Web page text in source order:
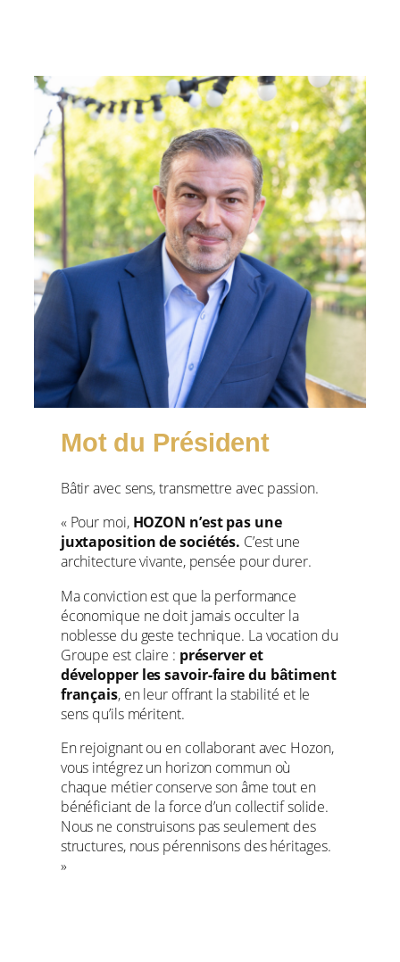
Mot du Président
Bâtir avec sens, transmettre avec passion.
« Pour moi, HOZON n’est pas une
juxtaposition de sociétés. C’est une
architecture vivante, pensée pour durer.
Ma conviction est que la performance
économique ne doit jamais occulter la
noblesse du geste technique. La vocation du
Groupe est claire : préserver et
développer les savoir-faire du bâtiment
français, en leur offrant la stabilité et le
sens qu’ils méritent.
En rejoignant ou en collaborant avec Hozon,
vous intégrez un horizon commun où
chaque métier conserve son âme tout en
bénéficiant de la force d’un collectif solide.
Nous ne construisons pas seulement des
structures, nous pérennisons des héritages.
»